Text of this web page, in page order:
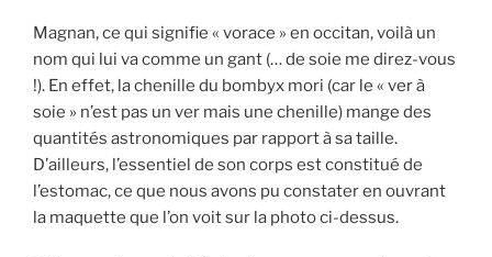
Magnan, ce qui signifie « vorace » en occitan, voilà un
nom qui lui va comme un gant (… de soie me direz-vous
!). En effet, la chenille du bombyx mori (car le « ver à
soie » n’est pas un ver mais une chenille) mange des
quantités astronomiques par rapport à sa taille.
D’ailleurs, l’essentiel de son corps est constitué de
l’estomac, ce que nous avons pu constater en ouvrant
la maquette que l’on voit sur la photo ci-dessus.